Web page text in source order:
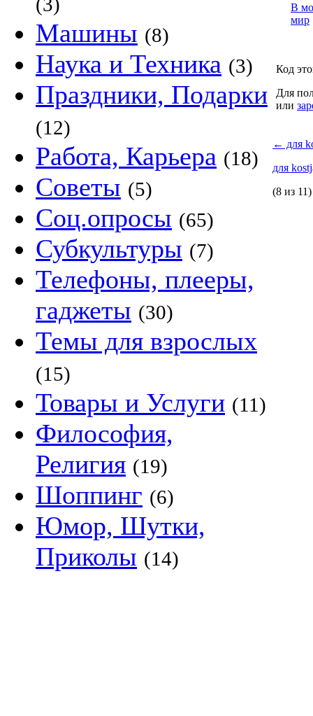
Машины (8)
Наука и Техника (3)
Праздники, Подарки
(12)
Работа, Карьера (18)
Советы (5)
Соц.опросы (65)
Субкультуры (7)
Телефоны, плееры,
гаджеты (30)
Темы для взрослых
(15)
Товары и Услуги (11)
Философия,
Религия (19)
Шоппинг (6)
Юмор, Шутки,
Приколы (14)
В
мир
Код
Для
или
← для
для
(8 из 11)